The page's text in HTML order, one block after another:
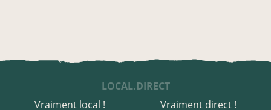
LOCAL.DIRECT
Vraiment local !
Vraiment direct !